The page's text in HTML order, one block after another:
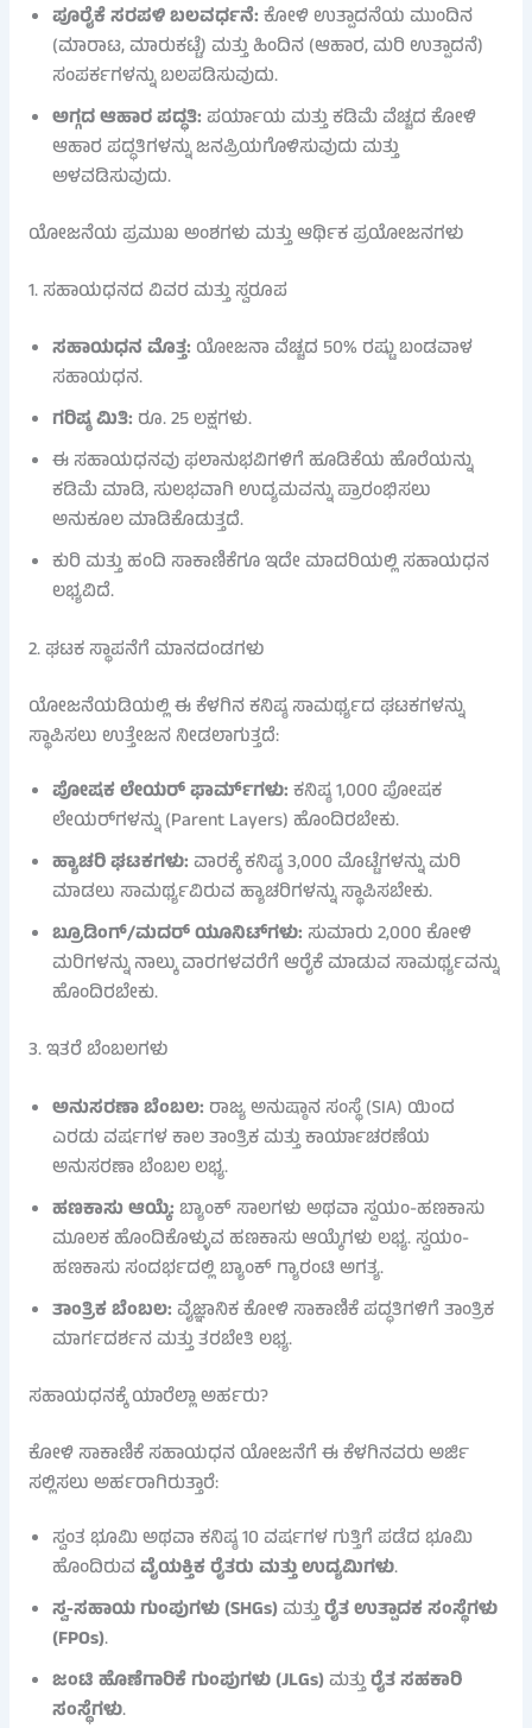
ಪೂರೈಕೆ ಸರಪಳಿ ಬಲವರ್ಧನೆ:ಕೋಳಿ ಉತ್ಪಾದನೆಯ ಮುಂದಿನ
(ಮಾರಾಟ, ಮಾರುಕಟ್ಟೆ) ಮತ್ತು ಹಿಂದಿನ (ಆಹಾರ, ಮರಿ ಉತ್ಪಾದನೆ)
ಸಂಪರ್ಕಗಳನ್ನು ಬಲಪಡಿಸುವುದು.
ಅಗ್ಗದ ಆಹಾರ ಪದ್ಧತಿ:ಪರ್ಯಾಯ ಮತ್ತು ಕಡಿಮೆ ವೆಚ್ಚದ ಕೋಳಿ
ಆಹಾರ ಪದ್ಧತಿಗಳನ್ನು ಜನಪ್ರಿಯಗೊಳಿಸುವುದು ಮತ್ತು
ಅಳವಡಿಸುವುದು.
ಯೋಜನೆಯ ಪ್ರಮುಖ ಅಂಶಗಳು ಮತ್ತು ಆರ್ಥಿಕ ಪ್ರಯೋಜನಗಳು
1. ಸಹಾಯಧನದ ವಿವರ ಮತ್ತು ಸ್ವರೂಪ
ಸಹಾಯಧನ ಮೊತ್ತ: ಯೋಜನಾ ವೆಚ್ಚದ 50% ರಷ್ಟು ಬಂಡವಾಳ
ಸಹಾಯಧನ.
ಗರಿಷ್ಠ ಮಿತಿ: ರೂ. 25 ಲಕ್ಷಗಳು.
ಈ ಸಹಾಯಧನವು ಫಲಾನುಭವಿಗಳಿಗೆ ಹೂಡಿಕೆಯ ಹೊರೆಯನ್ನು
ಕಡಿಮೆ ಮಾಡಿ, ಸುಲಭವಾಗಿ ಉದ್ಯಮವನ್ನು ಪ್ರಾರಂಭಿಸಲು
ಅನುಕೂಲ ಮಾಡಿಕೊಡುತ್ತದೆ.
ಕುರಿ ಮತ್ತು ಹಂದಿ ಸಾಕಾಣಿಕೆಗೂ ಇದೇ ಮಾದರಿಯಲ್ಲಿ ಸಹಾಯಧನ
ಲಭ್ಯವಿದೆ.
2. ಘಟಕ ಸ್ಥಾಪನೆಗೆ ಮಾನದಂಡಗಳು
ಯೋಜನೆಯಡಿಯಲ್ಲಿ ಈ ಕೆಳಗಿನ ಕನಿಷ್ಠ ಸಾಮರ್ಥ್ಯದ ಘಟಕಗಳನ್ನು
ಸ್ಥಾಪಿಸಲು ಉತ್ತೇಜನ ನೀಡಲಾಗುತ್ತದೆ:
ಪೋಷಕ ಲೇಯರ್ ಫಾರ್ಮ್‌ಗಳು:ಕನಿಷ್ಠ 1,000 ಪೋಷಕ
ಲೇಯರ್‌ಗಳನ್ನು (Parent Layers) ಹೊಂದಿರಬೇಕು.
ಹ್ಯಾಚರಿ ಘಟಕಗಳು:ವಾರಕ್ಕೆ ಕನಿಷ್ಠ 3,000 ಮೊಟ್ಟೆಗಳನ್ನು ಮರಿ
ಮಾಡಲು ಸಾಮರ್ಥ್ಯವಿರುವ ಹ್ಯಾಚರಿಗಳನ್ನು ಸ್ಥಾಪಿಸಬೇಕು.
ಬ್ರೂಡಿಂಗ್/ಮದರ್ ಯೂನಿಟ್‌ಗಳು:ಸುಮಾರು 2,000 ಕೋಳಿ
ಮರಿಗಳನ್ನು ನಾಲ್ಕು ವಾರಗಳವರೆಗೆ ಆರೈಕೆ ಮಾಡುವ ಸಾಮರ್ಥ್ಯವನ್ನು
ಹೊಂದಿರಬೇಕು.
3. ಇತರೆ ಬೆಂಬಲಗಳು
ಅನುಸರಣಾ ಬೆಂಬಲ: ರಾಜ್ಯ ಅನುಷ್ಠಾನ ಸಂಸ್ಥೆ (SIA) ಯಿಂದ
ಎರಡು ವರ್ಷಗಳ ಕಾಲ ತಾಂತ್ರಿಕ ಮತ್ತು ಕಾರ್ಯಾಚರಣೆಯ
ಅನುಸರಣಾ ಬೆಂಬಲ ಲಭ್ಯ.
ಹಣಕಾಸು ಆಯ್ಕೆ:ಬ್ಯಾಂಕ್ ಸಾಲಗಳು ಅಥವಾ ಸ್ವಯಂ-ಹಣಕಾಸು
ಮೂಲಕ ಹೊಂದಿಕೊಳ್ಳುವ ಹಣಕಾಸು ಆಯ್ಕೆಗಳು ಲಭ್ಯ. ಸ್ವಯಂ-
ಹಣಕಾಸು ಸಂದರ್ಭದಲ್ಲಿ ಬ್ಯಾಂಕ್ ಗ್ಯಾರಂಟಿ ಅಗತ್ಯ.
ತಾಂತ್ರಿಕ ಬೆಂಬಲ:ವೈಜ್ಞಾನಿಕ ಕೋಳಿ ಸಾಕಾಣಿಕೆ ಪದ್ಧತಿಗಳಿಗೆ ತಾಂತ್ರಿಕ
ಮಾರ್ಗದರ್ಶನ ಮತ್ತು ತರಬೇತಿ ಲಭ್ಯ.
ಸಹಾಯಧನಕ್ಕೆ ಯಾರೆಲ್ಲಾ ಅರ್ಹರು?
ಕೋಳಿ ಸಾಕಾಣಿಕೆ ಸಹಾಯಧನ ಯೋಜನೆಗೆ ಈ ಕೆಳಗಿನವರು ಅರ್ಜಿ
ಸಲ್ಲಿಸಲು ಅರ್ಹರಾಗಿರುತ್ತಾರೆ:
ಸ್ವಂತ ಭೂಮಿ ಅಥವಾ ಕನಿಷ್ಠ 10 ವರ್ಷಗಳ ಗುತ್ತಿಗೆ ಪಡೆದ ಭೂಮಿ
ಹೊಂದಿರುವವೈಯಕ್ತಿಕ ರೈತರು ಮತ್ತು ಉದ್ಯಮಿಗಳು.
ಸ್ವ-ಸಹಾಯ ಗುಂಪುಗಳು (SHGs)ಮತ್ತುರೈತ ಉತ್ಪಾದಕ ಸಂಸ್ಥೆಗಳು
(FPOs).
ಜಂಟಿ ಹೊಣೆಗಾರಿಕೆ ಗುಂಪುಗಳು (JLGs)ಮತ್ತುರೈತ ಸಹಕಾರಿ
ಸಂಸ್ಥೆಗಳು.